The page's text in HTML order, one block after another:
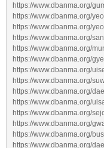
https://www.dbanma.org/
https://www.dbanma.org/
https://www.dbanma.org/
https://www.dbanma.org/
https://www.dbanma.org/
https://www.dbanma.org/
https://www.dbanma.org/
https://www.dbanma.org/
https://www.dbanma.org/
https://www.dbanma.org/
https://www.dbanma.org/
https://www.dbanma.org/
https://www.dbanma.org/
https://www.dbanma.org/